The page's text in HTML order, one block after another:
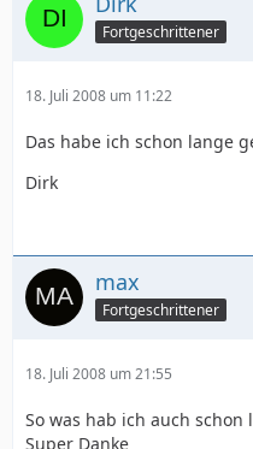
Fortgeschrittener
18. Juli 2008 um 11:22
Das habe ich schon lange
Dirk
max
Fortgeschrittener
18. Juli 2008 um 21:55
So was hab ich auch schon
Super Danke